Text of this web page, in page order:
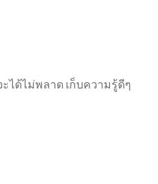
ได้ไม่พลาด เก็บความรู้ดีๆ